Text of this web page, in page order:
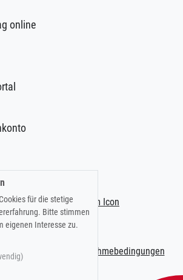
online
Teilnahmebedingungen
für die stetige
Bitte stimmen
eigenen Interesse zu.